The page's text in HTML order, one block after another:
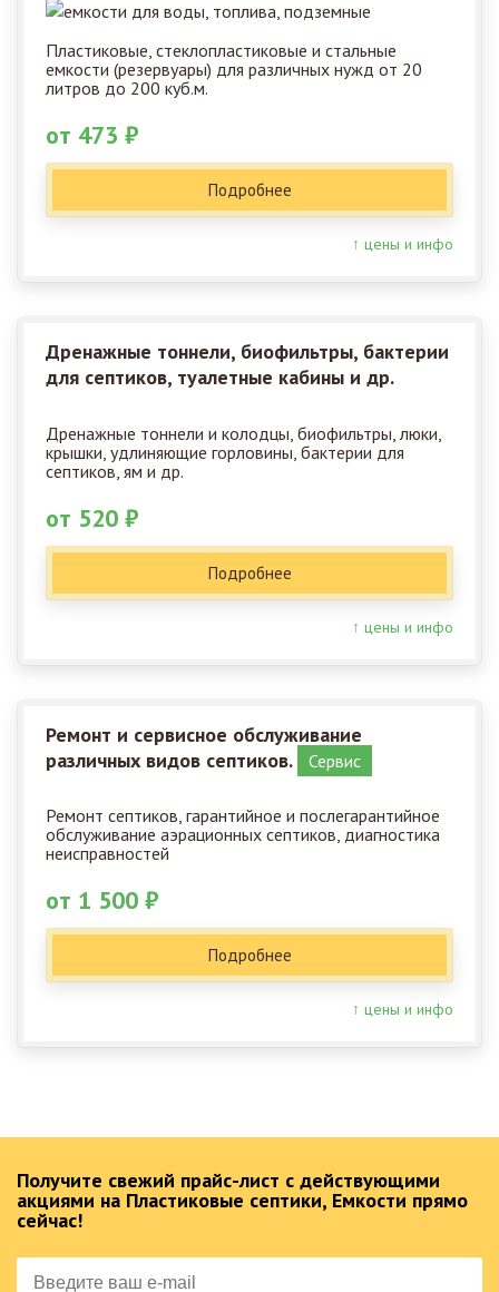
Пластиковые, стеклопластиковые и стальные
емкости (резервуары) для различных нужд от 20
литров до 200 куб.м.
от 473 ₽
Подробнее
↑ цены и инфо
Дренажные тоннели, биофильтры, бактерии
для септиков, туалетные кабины и др.
Дренажные тоннели и колодцы, биофильтры, люки,
крышки, удлиняющие горловины, бактерии для
септиков, ям и др.
от 520 ₽
Подробнее
↑ цены и инфо
Ремонт и сервисное обслуживание
различных видов септиков.
Сервис
Ремонт септиков, гарантийное и послегарантийное
обслуживание аэрационных септиков, диагностика
неисправностей
от 1 500 ₽
Подробнее
↑ цены и инфо
Получите свежий прайс-лист с действующими
акциями на Пластиковые септики, Емкости прямо
сейчас!